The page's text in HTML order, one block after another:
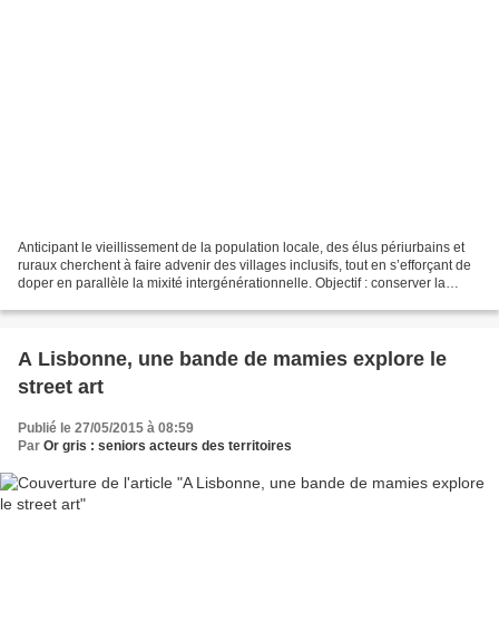
Anticipant le vieillissement de la population locale, des élus périurbains et
ruraux cherchent à faire advenir des villages inclusifs, tout en s’efforçant de
doper en parallèle la mixité intergénérationnelle. Objectif : conserver la
A Lisbonne, une bande de mamies explore le
street art
Publié le 27/05/2015 à 08:59
Par Or gris : seniors acteurs des territoires